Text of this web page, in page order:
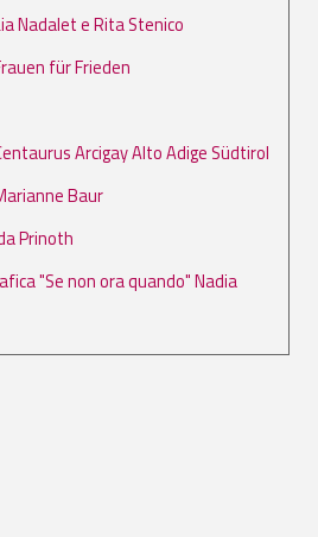
Nadalet e Rita Stenico
für Frieden
Arcigay Alto Adige Südtirol
Baur
Prinoth
"Se non ora quando" Nadia